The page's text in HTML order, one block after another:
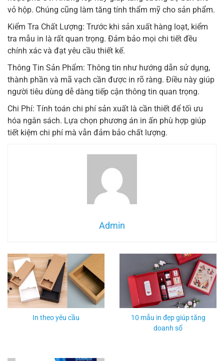
vỏ hộp. Chúng cũng làm tăng tính thẩm mỹ cho sản phẩm.
Kiểm Tra Chất Lượng: Trước khi sản xuất hàng loạt, kiểm
tra mẫu in là rất quan trọng. Đảm bảo mọi chi tiết đều
chính xác và đạt yêu cầu thiết kế.
Thông Tin Sản Phẩm: Thông tin như hướng dẫn sử dụng,
thành phần và mã vạch cần được in rõ ràng. Điều này giúp
người tiêu dùng dễ dàng tiếp cận thông tin quan trọng.
Chi Phí: Tính toán chi phí sản xuất là cần thiết để tối ưu
hóa ngân sách. Lựa chọn phương án in ấn phù hợp giúp
tiết kiệm chi phí mà vẫn đảm bảo chất lượng.
Admin
In theo yêu cầu
10 mẫu in đẹp giúp tăng
doanh số